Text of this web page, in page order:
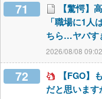
71
【驚愕】
「職場に1人
ちら…ヤバ
2026/08/08 09:02
72
【FGO】
だと思います